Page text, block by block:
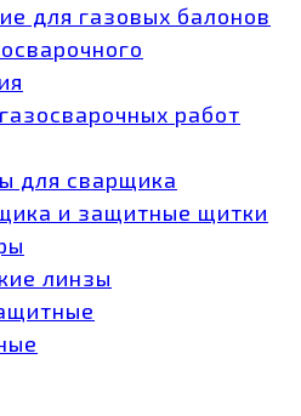
для газовых балонов
работ
для сварщика
и защитные щитки
линзы